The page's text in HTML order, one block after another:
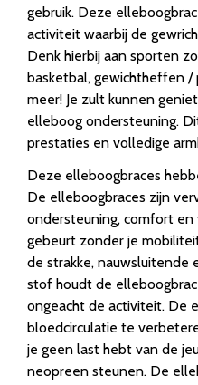
gebruik. Deze
activiteit waarbij de
Denk hierbij aan sporten
basketbal, gewichtheffen
meer! Je zult kunnen
elleboog ondersteuning.
prestaties en volledige
Deze elleboogbraces
De elleboogbraces zijn
ondersteuning, comfort
gebeurt zonder je
de strakke, nauwsluitende
stof houdt de
ongeacht de activiteit. De
bloedcirculatie te
je geen last hebt van de
neopreen steunen. De